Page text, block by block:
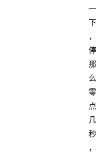
一
下
，
停
那
么
零
点
几
秒
，